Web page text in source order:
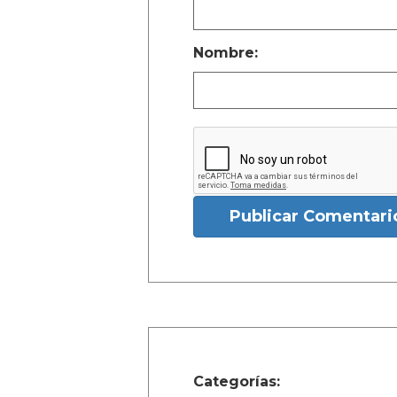
Nombre:
Publicar
Categorías: